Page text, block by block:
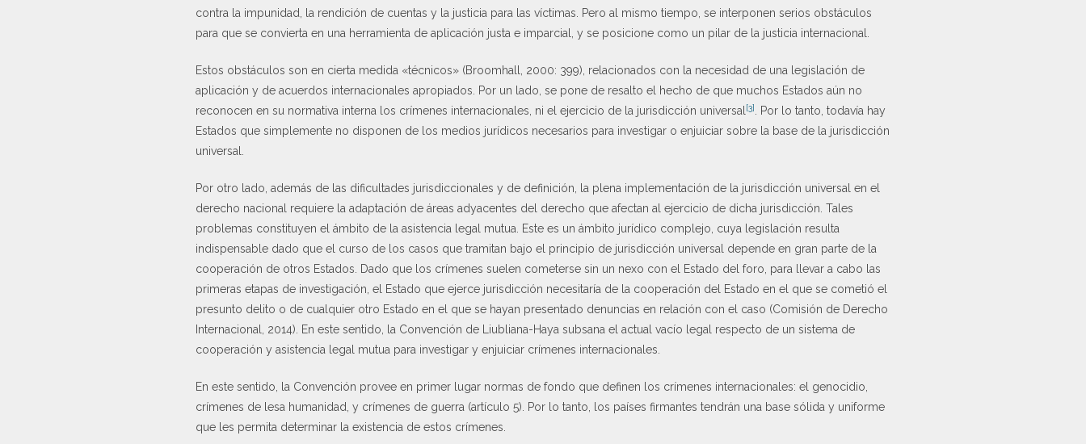
contra la impunidad, la rendición de cuentas y la justicia para las víctimas. Pero al mismo tiempo, se interponen serios obstáculos
para que se convierta en una herramienta de aplicación justa e imparcial, y se posicione como un pilar de la justicia internacional.
Estos obstáculos son en cierta medida «técnicos» (Broomhall, 2000: 399), relacionados con la necesidad de una legislación de
aplicación y de acuerdos internacionales apropiados. Por un lado, se pone de resalto el hecho de que muchos Estados aún no
reconocen en su normativa interna los crímenes internacionales, ni el ejercicio de la jurisdicción universal [3]
. Por lo tanto, todavía hay
Estados que simplemente no disponen de los medios jurídicos necesarios para investigar o enjuiciar sobre la base de la jurisdicción
universal.
Por otro lado, además de las dificultades jurisdiccionales y de definición, la plena implementación de la jurisdicción universal en el
derecho nacional requiere la adaptación de áreas adyacentes del derecho que afectan al ejercicio de dicha jurisdicción. Tales
problemas constituyen el ámbito de la asistencia legal mutua. Este es un ámbito jurídico complejo, cuya legislación resulta
indispensable dado que el curso de los casos que tramitan bajo el principio de jurisdicción universal depende en gran parte de la
cooperación de otros Estados. Dado que los crímenes suelen cometerse sin un nexo con el Estado del foro, para llevar a cabo las
primeras etapas de investigación, el Estado que ejerce jurisdicción necesitaría de la cooperación del Estado en el que se cometió el
presunto delito o de cualquier otro Estado en el que se hayan presentado denuncias en relación con el caso (Comisión de Derecho
Internacional, 2014). En este sentido, la Convención de Liubliana-Haya subsana el actual vacío legal respecto de un sistema de
cooperación y asistencia legal mutua para investigar y enjuiciar crímenes internacionales.
En este sentido, la Convención provee en primer lugar normas de fondo que definen los crímenes internacionales: el genocidio,
crímenes de lesa humanidad, y crímenes de guerra (artículo 5). Por lo tanto, los países firmantes tendrán una base sólida y uniforme
que les permita determinar la existencia de estos crímenes.